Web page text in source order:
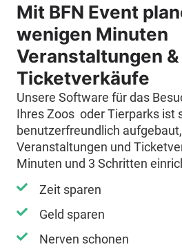
Mit BFN Event
wenigen Minuten
Veranstaltungen &
Ticketverkäufe
Unsere Software für das
Ihres Zoos oder Tierparks ist
benutzerfreundlich
Veranstaltungen und
Minuten und 3 Schritten
Zeit sparen
Geld sparen
Nerven schonen